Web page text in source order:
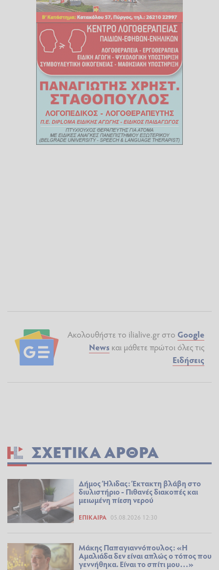
Ακολουθήστε το ilialive.gr στο Google
News και μάθετε πρώτοι όλες τις
Ειδήσεις
ΣΧΕΤΙΚΆ ΆΡΘΡΑ
Δήμος Ήλιδας: Έκτακτη βλάβη στο
διυλιστήριο - Πιθανές διακοπές και
μειωμένη πίεση νερού
ΕΠΊΚΑΙΡΑ 05.08.2026 12:30
Μάκης Παπαγιαννόπουλος: «Η
Αμαλιάδα δεν είναι απλώς ο τόπος που
γεννήθηκα. Είναι το σπίτι μου…»